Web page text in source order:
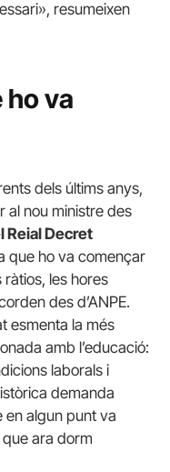
resumeixen
ho va
dels últims anys,
al nou ministre des
Reial Decret
que ho va començar
ràtios, les hores
des d’ANPE.
esmenta la més
amb l’educació:
laborals i
demanda
en algun punt va
ara dorm